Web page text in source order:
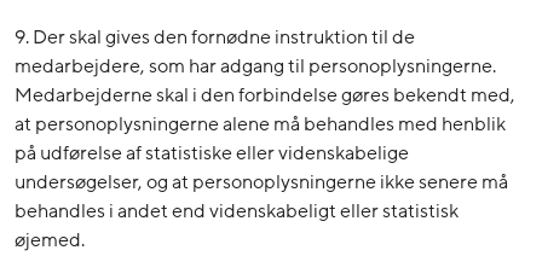
9. Der skal gives den fornødne instruktion til de
medarbejdere, som har adgang til personoplysningerne.
Medarbejderne skal i den forbindelse gøres bekendt med,
at personoplysningerne alene må behandles med henblik
på udførelse af statistiske eller videnskabelige
undersøgelser, og at personoplysningerne ikke senere må
behandles i andet end videnskabeligt eller statistisk
øjemed.